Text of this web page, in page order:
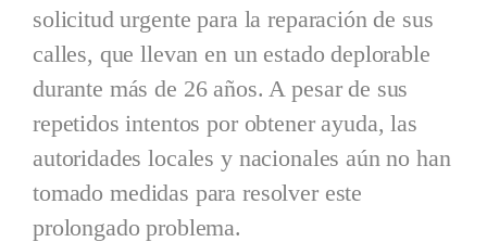
solicitud urgente para la reparación de sus
calles, que llevan en un estado deplorable
durante más de 26 años. A pesar de sus
repetidos intentos por obtener ayuda, las
autoridades locales y nacionales aún no han
tomado medidas para resolver este
prolongado problema.